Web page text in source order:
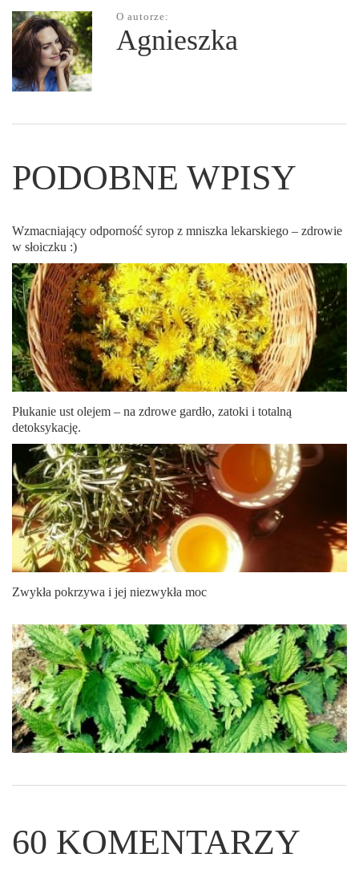
O autorze:
Agnieszka
PODOBNE WPISY
Wzmacniający odporność syrop z mniszka lekarskiego – zdrowie
w słoiczku :)
Płukanie ust olejem – na zdrowe gardło, zatoki i totalną
detoksykację.
Zwykła pokrzywa i jej niezwykła moc
60 KOMENTARZY